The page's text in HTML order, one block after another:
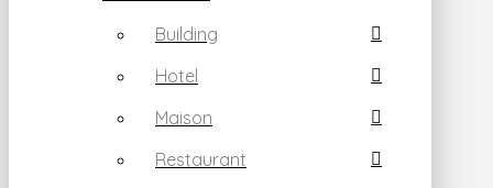
Building
Hotel
Maison
Restaurant